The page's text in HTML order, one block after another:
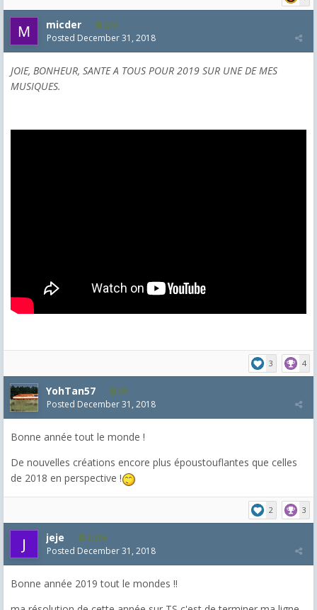
micder 279
Posted December 31, 2018
JOIE, BONHEUR, SANTE A TOUS POUR 2019 SUR UNE DE MES
MUSIQUES.
3 4
YohTan57 69
Posted December 31, 2018
Bonne année tout le monde !
De nouvelles créations encore plus époustouflantes que celles
de 2018 en perspective !
2 3
jeje 1,304
Posted December 31, 2018
Bonne année 2019 tout le mondes !!